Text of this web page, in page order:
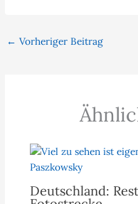
← Vorheriger Beitrag
Deutschland: